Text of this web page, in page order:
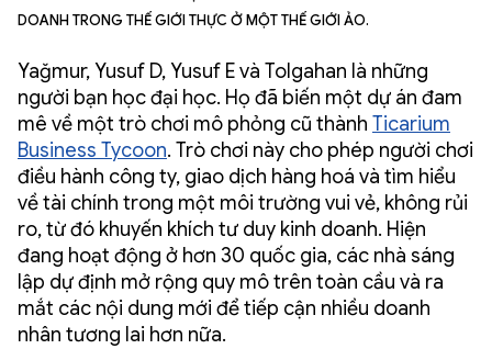
doanh trong thế giới thực ở một thế giới ảo.
Yağmur, Yusuf D, Yusuf E và Tolgahan là những
người bạn học đại học. Họ đã biến một dự án đam
mê về một trò chơi mô phỏng cũ thành Ticarium
Business Tycoon. Trò chơi này cho phép người chơi
điều hành công ty, giao dịch hàng hoá và tìm hiểu
về tài chính trong một môi trường vui vẻ, không rủi
ro, từ đó khuyến khích tư duy kinh doanh. Hiện
đang hoạt động ở hơn 30 quốc gia, các nhà sáng
lập dự định mở rộng quy mô trên toàn cầu và ra
mắt các nội dung mới để tiếp cận nhiều doanh
nhân tương lai hơn nữa.